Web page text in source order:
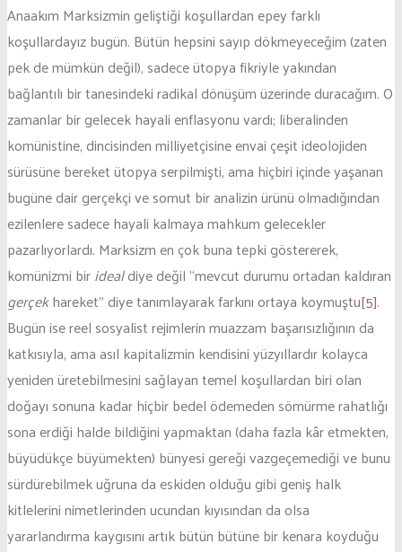
Anaakım Marksizmin geliştiği koşullardan epey farklı
koşullardayız bugün. Bütün hepsini sayıp dökmeyeceğim (zaten
pek de mümkün değil), sadece ütopya fikriyle yakından
bağlantılı bir tanesindeki radikal dönüşüm üzerinde duracağım. O
zamanlar bir gelecek hayali enflasyonu vardı; liberalinden
komünistine, dincisinden milliyetçisine envai çeşit ideolojiden
sürüsüne bereket ütopya serpilmişti, ama hiçbiri içinde yaşanan
bugüne dair gerçekçi ve somut bir analizin ürünü olmadığından
ezilenlere sadece hayali kalmaya mahkum gelecekler
pazarlıyorlardı. Marksizm en çok buna tepki göstererek,
komünizmi biridealdiye değil “mevcut durumu ortadan kaldıran
gerçekhareket” diye tanımlayarak farkını ortaya koymuştu[5].
Bugün ise reel sosyalist rejimlerin muazzam başarısızlığının da
katkısıyla, ama asıl kapitalizmin kendisini yüzyıllardır kolayca
yeniden üretebilmesini sağlayan temel koşullardan biri olan
doğayı sonuna kadar hiçbir bedel ödemeden sömürme rahatlığı
sona erdiği halde bildiğini yapmaktan (daha fazla kâr etmekten,
büyüdükçe büyümekten) bünyesi gereği vazgeçemediği ve bunu
sürdürebilmek uğruna da eskiden olduğu gibi geniş halk
kitlelerini nimetlerinden ucundan kıyısından da olsa
yararlandırma kaygısını artık bütün bütüne bir kenara koyduğu